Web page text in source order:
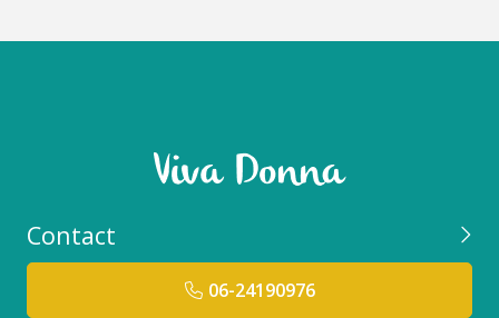
Contact
06-24190976